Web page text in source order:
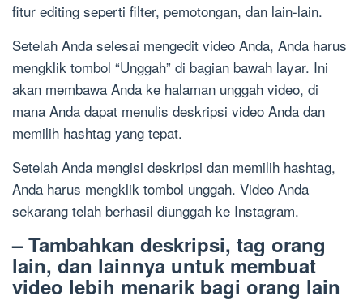
fitur editing seperti filter, pemotongan, dan lain-lain.
Setelah Anda selesai mengedit video Anda, Anda harus
mengklik tombol “Unggah” di bagian bawah layar. Ini
akan membawa Anda ke halaman unggah video, di
mana Anda dapat menulis deskripsi video Anda dan
memilih hashtag yang tepat.
Setelah Anda mengisi deskripsi dan memilih hashtag,
Anda harus mengklik tombol unggah. Video Anda
sekarang telah berhasil diunggah ke Instagram.
– Tambahkan deskripsi, tag orang
lain, dan lainnya untuk membuat
video lebih menarik bagi orang lain